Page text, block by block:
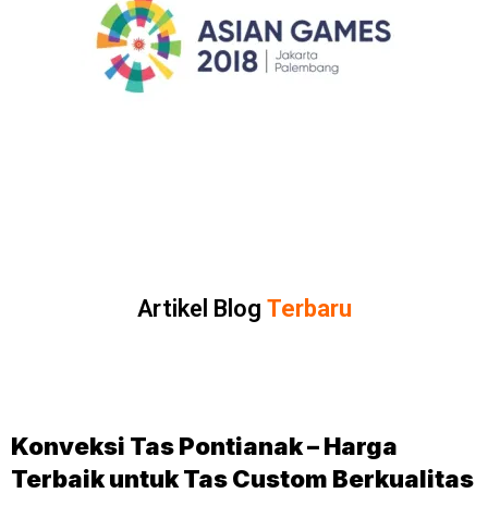
Artikel Blog Terbaru
Konveksi Tas Pontianak – Harga
Terbaik untuk Tas Custom Berkualitas